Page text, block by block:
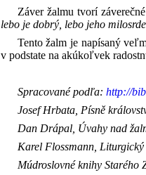
Záver žalmu tvorí
lebo je dobrý, lebo jeho
Tento žalm je napísaný
v podstate na akúkoľvek
Spracované podľa: http://
JosefHrbata, Písně
Dan Drápal, Úvahy nad
KarelFlossmann, Liturgický
Múdroslovnéknihy Starého